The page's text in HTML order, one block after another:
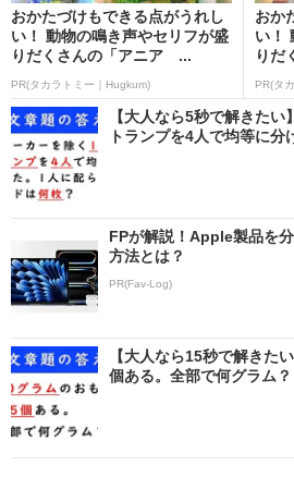
おかたづけもできる点がうれし
い！ 動物の鳴き声やセリフが盛
りだくさんの「アニア ...
PR(タカラトミー｜Hugkum)
おか
い！
りだ
PR(タ
【大人なら5秒で解きた
トランプを4人で均等に分
FPが解説！Apple製品を
方法とは？
PR(Fav-Log)
【大人なら15秒で解きた
個ある。全部で何グラム